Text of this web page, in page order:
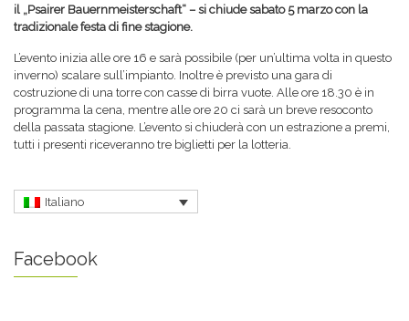
il „Psairer Bauernmeisterschaft“ – si chiude sabato 5 marzo con la
tradizionale festa di fine stagione.
L’evento inizia alle ore 16 e sarà possibile (per un’ultima volta in questo
inverno) scalare sull’impianto. Inoltre è previsto una gara di
costruzione di una torre con casse di birra vuote. Alle ore 18.30 è in
programma la cena, mentre alle ore 20 ci sarà un breve resoconto
della passata stagione. L’evento si chiuderà con un estrazione a premi,
tutti i presenti riceveranno tre biglietti per la lotteria.
Italiano
Facebook